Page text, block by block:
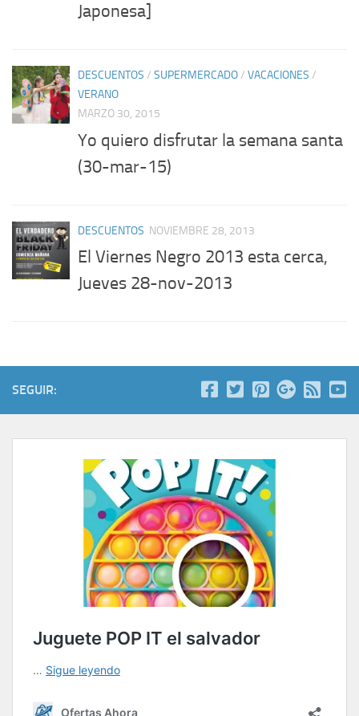
Japonesa]
DESCUENTOS / SUPERMERCADO/ VACACIONES /
VERANO
MARZO 30, 2015
Yo quiero disfrutar la semana santa
(30-mar-15)
DESCUENTOS NOVIEMBRE 28, 2013
El Viernes Negro 2013 esta cerca,
Jueves 28-nov-2013
SEGUIR: